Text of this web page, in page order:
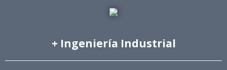
+ Ingeniería Industrial